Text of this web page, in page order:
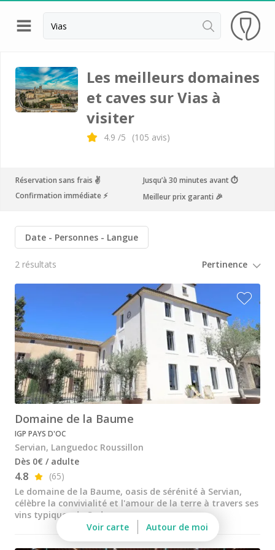
Retour
Visite cave & dégustation vin Banyuls
Visite cave & dégustation vin Hérault
Visite cave & dégustation vin Montpellier
Visite cave & dégustation vin Narbonne
Abbaye de Fontfroide
Château de Flaugergues
Château de l'Engarran
Château de Pennautier
Château l'Hospitalet
Château Valmy
Domaine de la Baume
Les Clos de Paulilles
Mas Amiel
Mas de Daumas Gassac
Terres des Templiers
Cours d'oenologie Montpellier
Tous les cours d'oenologie
Visite cave & dégustation vin Alsace
Visite cave & dégustation vin Beaujolais
Les meilleurs domaines
et caves sur Vias à
visiter
4.9 /5 (105 avis)
Réservation sans frais ✌️
Jusqu’à 30 minutes avant ⏱
Confirmation immédiate ⚡️
Meilleur prix garanti 🎉
Date Personnes Langue
2 résultats
Domaine de la Baume
IGP PAYS D'OC
Servian, Languedoc Roussillon
Dès 0€ / adulte
4.8
(65)
Le domaine de la Baume, oasis de sérénité à Servian,
célèbre la convivialité et l'amour de la terre à travers ses
vins typiques du Sud
Voir carte
Autour de moi